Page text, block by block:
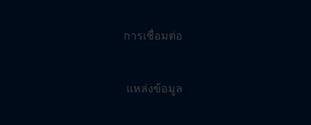
การเชื่อมต่อ
แหล่งข้อมูล